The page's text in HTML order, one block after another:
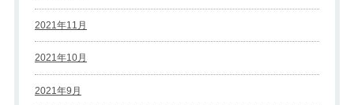
2021年11月
2021年10月
2021年9月